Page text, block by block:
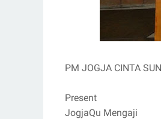
PM JOGJA CINTA
Present
JogjaQu Mengaji